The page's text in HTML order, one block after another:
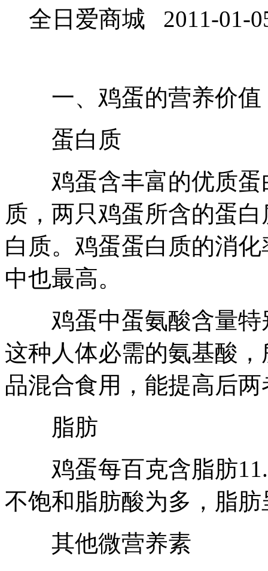
全日爱商城 2011-01-
一、鸡蛋的营养价值
蛋白质
鸡蛋含丰富的优质蛋
质，两只鸡蛋所含的蛋
白质。鸡蛋蛋白质的消
中也最高。
鸡蛋中蛋氨酸含量特
这种人体必需的氨基酸
品混合食用，能提高后
脂肪
鸡蛋每百克含脂肪
不饱和脂肪酸为多，脂
其他微营养素